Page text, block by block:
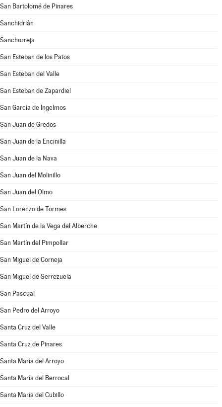
San Bartolomé de Pinares
Sanchidrián
Sanchorreja
San Esteban de los Patos
San Esteban del Valle
San Esteban de Zapardiel
San García de Ingelmos
San Juan de Gredos
San Juan de la Encinilla
San Juan de la Nava
San Juan del Molinillo
San Juan del Olmo
San Lorenzo de Tormes
San Martín de la Vega del Alberche
San Martín del Pimpollar
San Miguel de Corneja
San Miguel de Serrezuela
San Pascual
San Pedro del Arroyo
Santa Cruz del Valle
Santa Cruz de Pinares
Santa María del Arroyo
Santa María del Berrocal
Santa María del Cubillo